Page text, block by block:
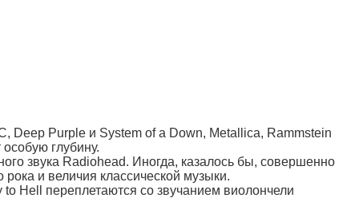
Deep Purple и System of a Down, Metallica, Rammstein
глубину.
звука Radiohead. Иногда, казалось бы, совершенно
и величия классической музыки.
Hell переплетаются со звучанием виолончели